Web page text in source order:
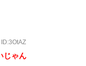
じゃん